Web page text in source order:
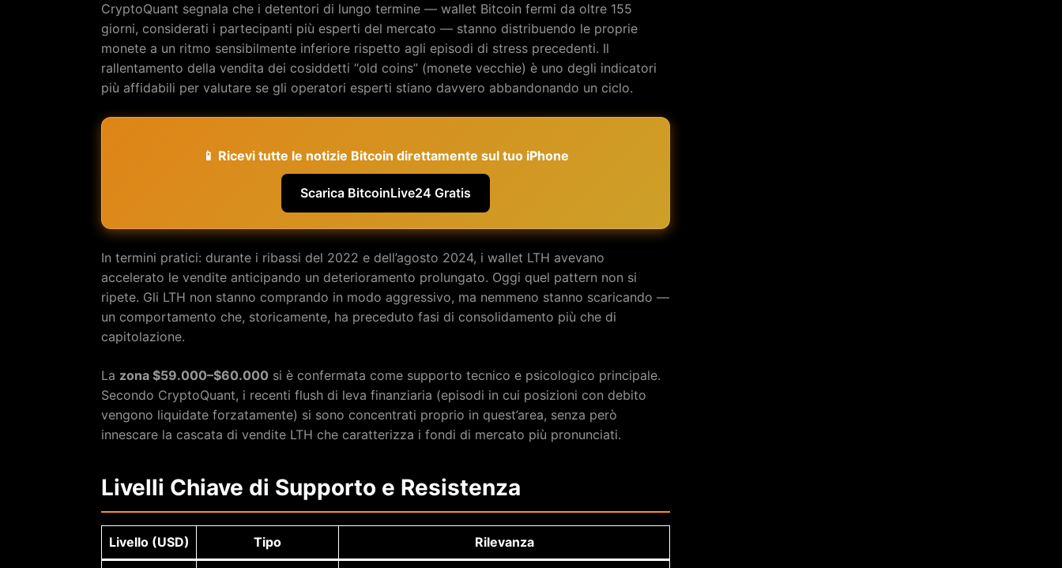
CryptoQuant segnala che i detentori di lungo termine — wallet Bitcoin fermi da oltre 155
giorni, considerati i partecipanti più esperti del mercato — stanno distribuendo le proprie
monete a un ritmo sensibilmente inferiore rispetto agli episodi di stress precedenti. Il
rallentamento della vendita dei cosiddetti “old coins” (monete vecchie) è uno degli indicatori
più affidabili per valutare se gli operatori esperti stiano davvero abbandonando un ciclo.
📱 Ricevi tutte le notizie Bitcoin direttamente sul tuo iPhone
Scarica BitcoinLive24 Gratis
In termini pratici: durante i ribassi del 2022 e dell’agosto 2024, i wallet LTH avevano
accelerato le vendite anticipando un deterioramento prolungato. Oggi quel pattern non si
ripete. Gli LTH non stanno comprando in modo aggressivo, ma nemmeno stanno scaricando —
un comportamento che, storicamente, ha preceduto fasi di consolidamento più che di
capitolazione.
La zona $59.000–$60.000 si è confermata come supporto tecnico e psicologico principale.
Secondo CryptoQuant, i recenti flush di leva finanziaria (episodi in cui posizioni con debito
vengono liquidate forzatamente) si sono concentrati proprio in quest’area, senza però
innescare la cascata di vendite LTH che caratterizza i fondi di mercato più pronunciati.
Livelli Chiave di Supporto e Resistenza
Livello (USD) Tipo Rilevanza